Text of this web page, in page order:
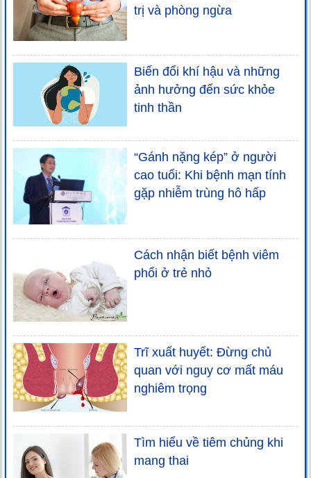
trị và phòng ngừa
Biến đổi khí hậu và những
ảnh hưởng đến sức khỏe
tinh thần
“Gánh nặng kép” ở người
cao tuổi: Khi bệnh mạn tính
gặp nhiễm trùng hô hấp
Cách nhận biết bệnh viêm
phổi ở trẻ nhỏ
Trĩ xuất huyết: Đừng chủ
quan với nguy cơ mất máu
nghiêm trọng
Tìm hiểu về tiêm chủng khi
mang thai